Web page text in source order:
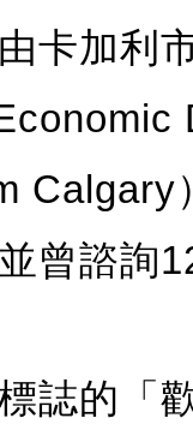
卡加利
曾諮詢
誌的「